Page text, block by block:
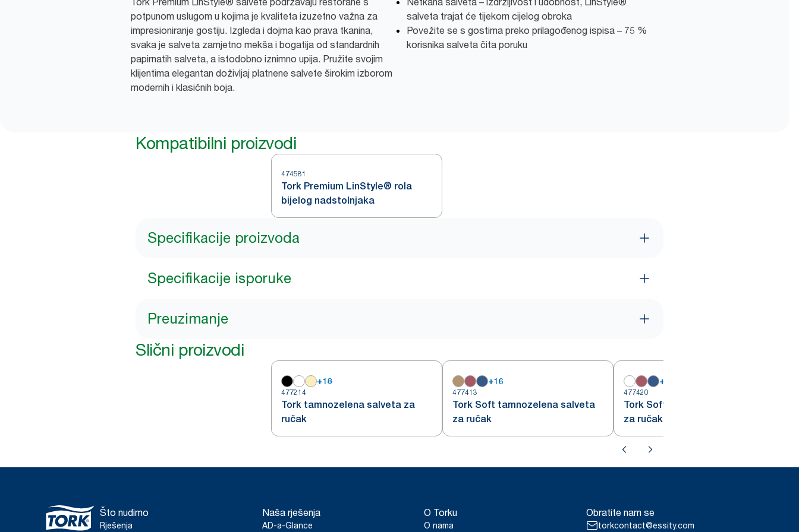
potpunom uslugom u kojima je kvaliteta izuzetno važna za
impresioniranje gostiju. Izgleda i dojma kao prava tkanina,
svaka je salveta zamjetno mekša i bogatija od standardnih
papirnatih salveta, a istodobno iznimno upija. Pružite svojim
klijentima elegantan doživljaj platnene salvete širokim izborom
modernih i klasičnih boja.
salveta trajat će tijekom cijelog obroka
Povežite se s gostima preko prilagođenog ispisa – 75 %
korisnika salveta čita poruku
Kompatibilni proizvodi
474581
Tork Premium LinStyle® rola
bijelog nadstolnjaka
Specifikacije proizvoda
Specifikacije isporuke
Preuzimanje
Slični proizvodi
+18
477214
Tork tamnozelena salveta za
ručak
+16
477413
Tork Soft tamnozelena salveta
za ručak
+
477420
Tork Soft tamnozelena salveta
za ručak 1/8 preklopljena
Što nudimo
Rješenja
Naša rješenja
AD-a-Glance
O Torku
O nama
Obratite nam se
torkcontact@essity.com